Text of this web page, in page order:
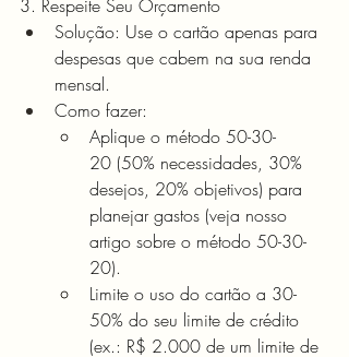
3. Respeite Seu Orçamento
Solução: Use o cartão apenas para
despesas que cabem na sua renda
mensal.
Como fazer:
Aplique o método 50-30-
20 (50% necessidades, 30%
desejos, 20% objetivos) para
planejar gastos (veja nosso
artigo sobre o método 50-30-
20).
Limite o uso do cartão a 30-
50% do seu limite de crédito
(ex.: R$ 2.000 de um limite de